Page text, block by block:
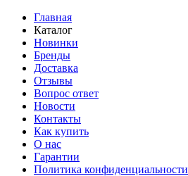
Главная
Каталог
Новинки
Бренды
Доставка
Отзывы
Вопрос ответ
Новости
Контакты
Как купить
О нас
Гарантии
Политика конфиденциальности